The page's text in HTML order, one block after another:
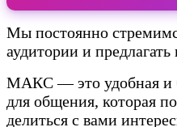
Мы постоянно
аудитории и
МАКС — это удобная и
для общения, которая
делиться с вами